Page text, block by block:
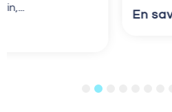
En savoir plus et photos
5